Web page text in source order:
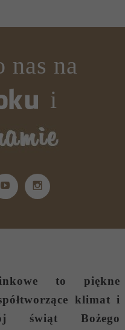
nas na
i
to piękne
klimat i
świąt Bożego